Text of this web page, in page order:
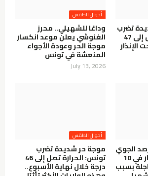
تضرب
تونس.. الحرارة تصل إلى 47
تحت الإنذار
أحوال الطقس
وداعًا للشهيلي.. محرز
الغنوشي يعلن موعد انكسار
موجة الحر وعودة الأجواء
المنعشة في تونس
July 13, 2026
الجوي
يرفع مستوى الإنذار في 10
بسبب
أحوال الطقس
موجة حر شديدة تضرب
تونس: الحرارة تصل إلى 46
درجة خلال نهاية الأسبوع..